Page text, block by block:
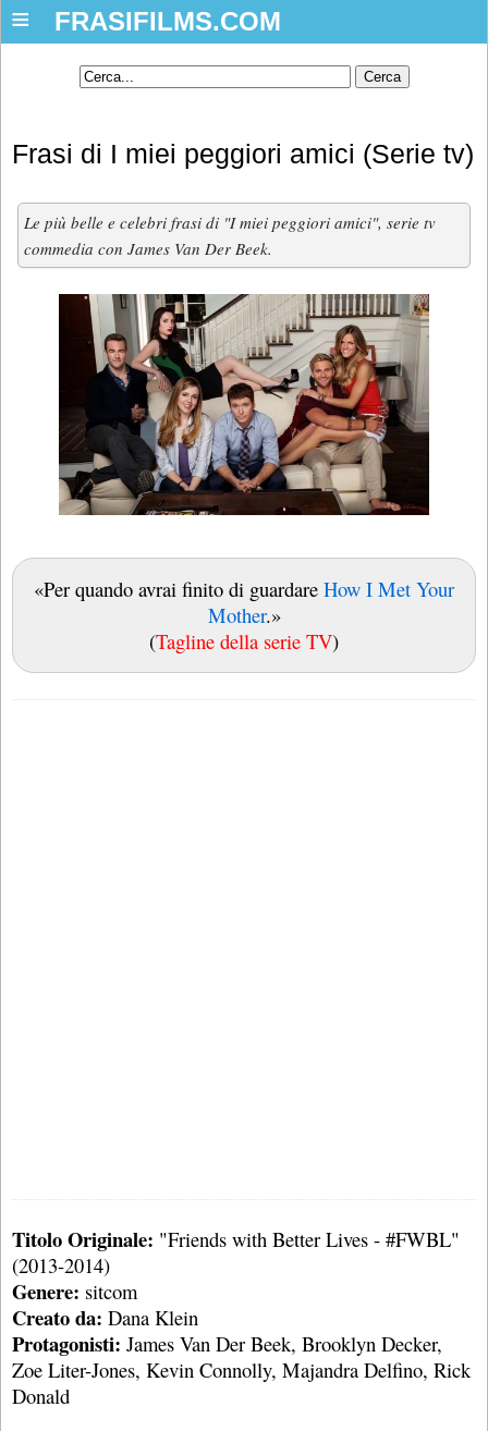
FRASIFILMS.COM
≡
Frasi di I miei peggiori amici (Serie tv)
Le più belle e celebri frasi di "I miei peggiori amici", serie tv
commedia con James Van Der Beek.
«Per quando avrai finito di guardare How I Met Your
Mother.»
(Tagline della serie TV)
Titolo Originale: "Friends with Better Lives - #FWBL"
(2013-2014)
Genere: sitcom
Creato da: Dana Klein
Protagonisti: James Van Der Beek, Brooklyn Decker,
Zoe Liter-Jones, Kevin Connolly, Majandra Delfino, Rick
Donald